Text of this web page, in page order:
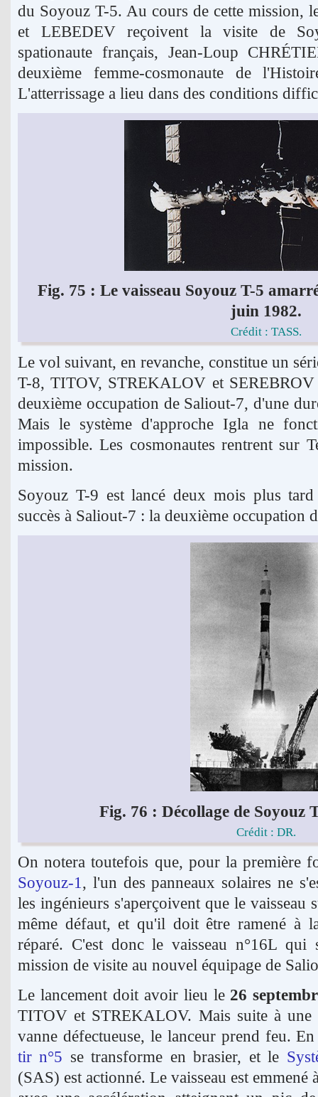
du Soyouz T-5. Au cours de cette mission,
et LEBEDEV reçoivent la visite de
spationaute français, Jean-Loup
deuxième femme-cosmonaute de
L'atterrissage a lieu dans des conditions
Fig. 75 : Le vaisseau Soyouz T-5
juin 1982.
Crédit : TASS.
Le vol suivant, en revanche, constitue un
T-8, TITOV, STREKALOV et SEREBROV
deuxième occupation de Saliout-7, d'une
Mais le système d'approche Igla ne
impossible. Les cosmonautes rentrent sur
mission.
Soyouz T-9 est lancé deux mois plus
succès à Saliout-7 : la deuxième occupation
Fig. 76 : Décollage de Soyouz
Crédit : DR.
On notera toutefois que, pour la première
Soyouz-1 , l'un des panneaux solaires ne
les ingénieurs s'aperçoivent que le
même défaut, et qu'il doit être ramené à
réparé. C'est donc le vaisseau n°16L
mission de visite au nouvel équipage de
Le lancement doit avoir lieu le 26
TITOV et STREKALOV. Mais suite à une
vanne défectueuse, le lanceur prend feu.
tir n°5 se transforme en brasier, et le
(SAS) est actionné. Le vaisseau est